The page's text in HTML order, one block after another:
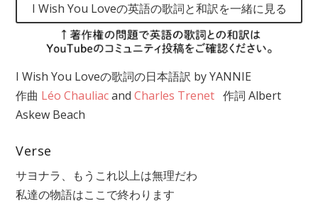
I Wish You Loveの英語の歌詞と和訳を一緒に見る
I Wish You Loveの歌詞の日本語訳 by YANNIE​
作曲 Léo ChauliacandCharles Trenet 作詞 Albert
Askew Beach
Verse
サヨナラ、もうこれ以上は無理だわ
私達の物語はここで終わります